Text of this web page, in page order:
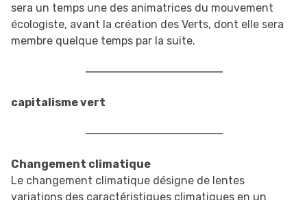
sera un temps une des animatrices du mouvement
écologiste, avant la création des Verts, dont elle sera
membre quelque temps par la suite.
capitalisme vert
Changement climatique
Le changement climatique désigne de lentes
variations des caractéristiques climatiques en un